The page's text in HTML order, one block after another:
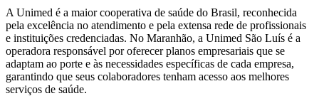
A Unimed é a maior cooperativa de saúde do Brasil, reconhecida
pela excelência no atendimento e pela extensa rede de profissionais
e instituições credenciadas. No Maranhão, a Unimed São Luís é a
operadora responsável por oferecer planos empresariais que se
adaptam ao porte e às necessidades específicas de cada empresa,
garantindo que seus colaboradores tenham acesso aos melhores
serviços de saúde.